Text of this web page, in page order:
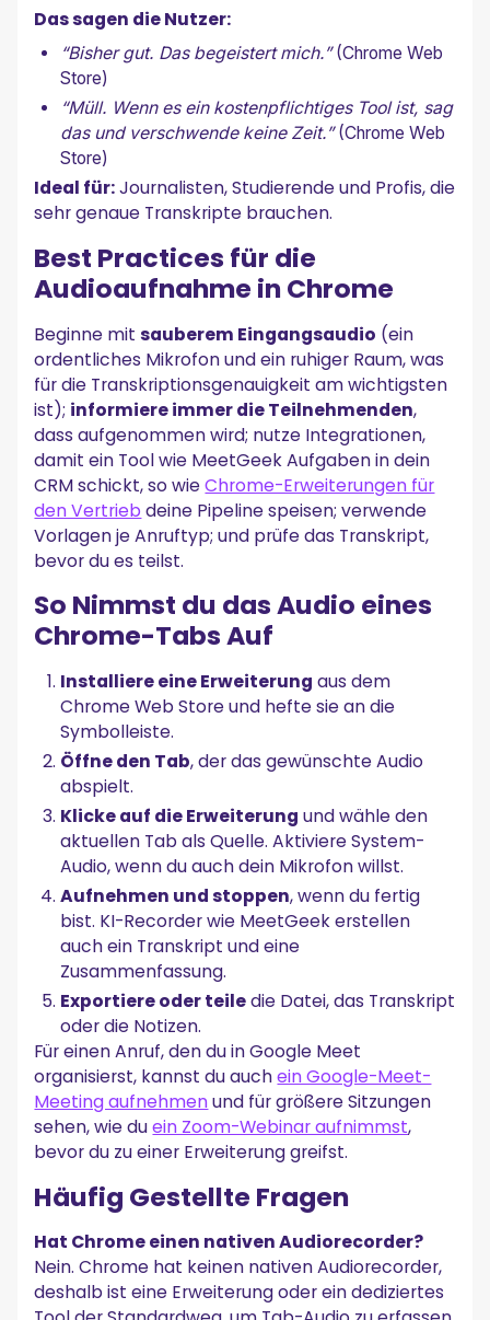
Das sagen die Nutzer:
“Bisher gut. Das begeistert mich.”(Chrome Web
Store)
“Müll. Wenn es ein kostenpflichtiges Tool ist, sag
das und verschwende keine Zeit.”(Chrome Web
Store)
Ideal für:Journalisten, Studierende und Profis, die
sehr genaue Transkripte brauchen.
Best Practices für die
Audioaufnahme in Chrome
Beginne mitsauberem Eingangsaudio (ein
ordentliches Mikrofon und ein ruhiger Raum, was
für die Transkriptionsgenauigkeit am wichtigsten
ist); informiere immer die Teilnehmenden,
dass aufgenommen wird; nutze Integrationen,
damit ein Tool wie MeetGeek Aufgaben in dein
CRM schickt, so wieChrome-Erweiterungen für
den Vertrieb deine Pipeline speisen; verwende
Vorlagen je Anruftyp; und prüfe das Transkript,
bevor du es teilst.
So Nimmst du das Audio eines
Chrome-Tabs Auf
Installiere eine Erweiterung aus dem
Chrome Web Store und hefte sie an die
Symbolleiste.
Öffne den Tab, der das gewünschte Audio
abspielt.
Klicke auf die Erweiterung und wähle den
aktuellen Tab als Quelle. Aktiviere System-
Audio, wenn du auch dein Mikrofon willst.
Aufnehmen und stoppen, wenn du fertig
bist. KI-Recorder wie MeetGeek erstellen
auch ein Transkript und eine
Zusammenfassung.
Exportiere oder teiledie Datei, das Transkript
oder die Notizen.
Für einen Anruf, den du in Google Meet
organisierst, kannst du auchein Google-Meet-
Meeting aufnehmenund für größere Sitzungen
sehen, wie duein Zoom-Webinar aufnimmst,
bevor du zu einer Erweiterung greifst.
Häufig Gestellte Fragen
Hat Chrome einen nativen Audiorecorder?
Nein. Chrome hat keinen nativen Audiorecorder,
deshalb ist eine Erweiterung oder ein dediziertes